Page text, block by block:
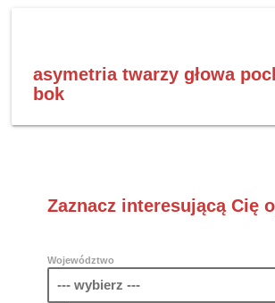
asymetria twarzy głowa
bok
Zaznacz interesującą Cię
Województwo